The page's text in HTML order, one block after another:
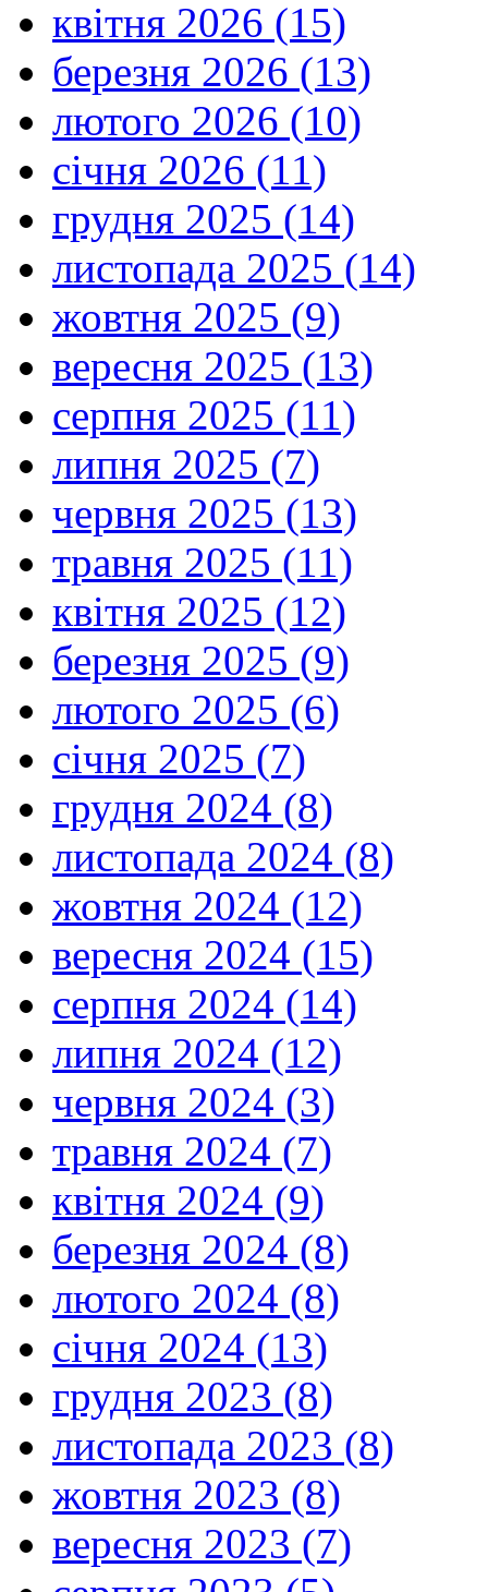
квітня 2026 (15)
березня 2026 (13)
лютого 2026 (10)
січня 2026 (11)
грудня 2025 (14)
листопада 2025 (14)
жовтня 2025 (9)
вересня 2025 (13)
серпня 2025 (11)
липня 2025 (7)
червня 2025 (13)
травня 2025 (11)
квітня 2025 (12)
березня 2025 (9)
лютого 2025 (6)
січня 2025 (7)
грудня 2024 (8)
листопада 2024 (8)
жовтня 2024 (12)
вересня 2024 (15)
серпня 2024 (14)
липня 2024 (12)
червня 2024 (3)
травня 2024 (7)
квітня 2024 (9)
березня 2024 (8)
лютого 2024 (8)
січня 2024 (13)
грудня 2023 (8)
листопада 2023 (8)
жовтня 2023 (8)
вересня 2023 (7)